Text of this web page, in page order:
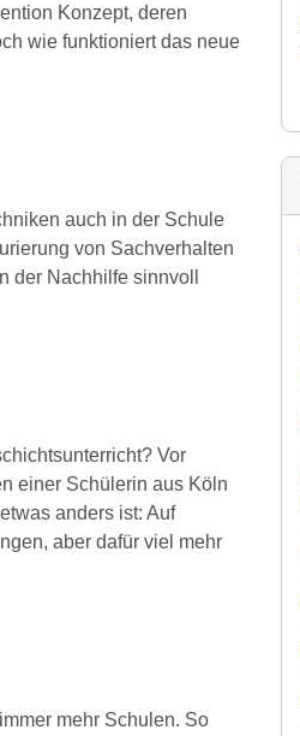
Konzept, deren
wie funktioniert das neue
auch in der Schule
von Sachverhalten
der Nachhilfe sinnvoll
Vor
einer Schülerin aus Köln
anders ist: Auf
aber dafür viel mehr
mehr Schulen. So